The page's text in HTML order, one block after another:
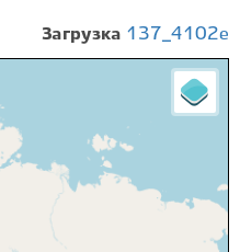
Загрузка 137_4102e